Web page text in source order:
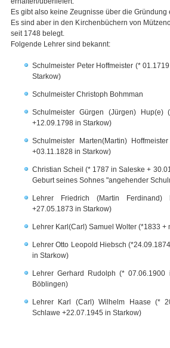
Es gibt also keine Zeugnisse über die Gründung
Es sind aber in den Kirchenbüchern von
seit 1748 belegt.
Folgende Lehrer sind bekannt:
Schulmeister Peter Hoffmeister (*
Starkow)
Schulmeister Christoph Bohmman
Schulmeister Gürgen (Jürgen) Hup(e)
+12.09.1798 in Starkow)
Schulmeister Marten(Martin)
+03.11.1828 in Starkow)
Christian Scheil (* 1787 in Saleske +
Geburt seines Sohnes "angehender
Lehrer Friedrich (Martin Ferdinand)
+27.05.1873 in Starkow)
Lehrer Karl(Carl) Samuel Wolter (*1833 +
Lehrer Otto Leopold Hiebsch
in Starkow)
Lehrer Gerhard Rudolph (*
Böblingen)
Lehrer Karl (Carl) Wilhelm Haase (*
Schlawe +22.07.1945 in Starkow)